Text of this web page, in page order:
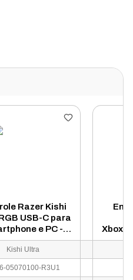
Razer Kishi
USB-C para
e PC -
R3U1
Xbox/
Kishi Ultra
05070100-R3U1